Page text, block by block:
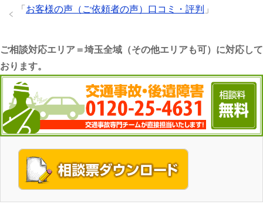
「 お客様の声（ご依頼者の声）口コミ・評判 」
ご相談対応エリア＝埼玉全域（その他エリアも可）に対応して
おります。